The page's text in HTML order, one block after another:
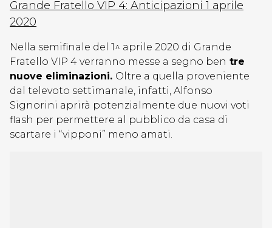
Grande Fratello VIP 4: Anticipazioni 1 aprile
2020
Nella semifinale del 1^ aprile 2020 di Grande
Fratello VIP 4 verranno messe a segno ben tre
nuove eliminazioni. Oltre a quella proveniente
dal televoto settimanale, infatti, Alfonso
Signorini aprirà potenzialmente due nuovi voti
flash per permettere al pubblico da casa di
scartare i “vipponi” meno amati.